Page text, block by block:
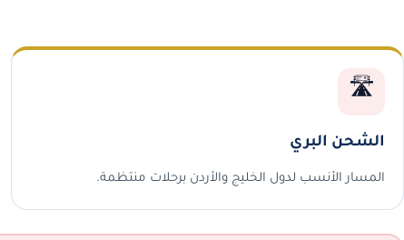
🛣️
الشحن البري
المسار الأنسب لدول الخليج والأردن برحلات منتظمة.